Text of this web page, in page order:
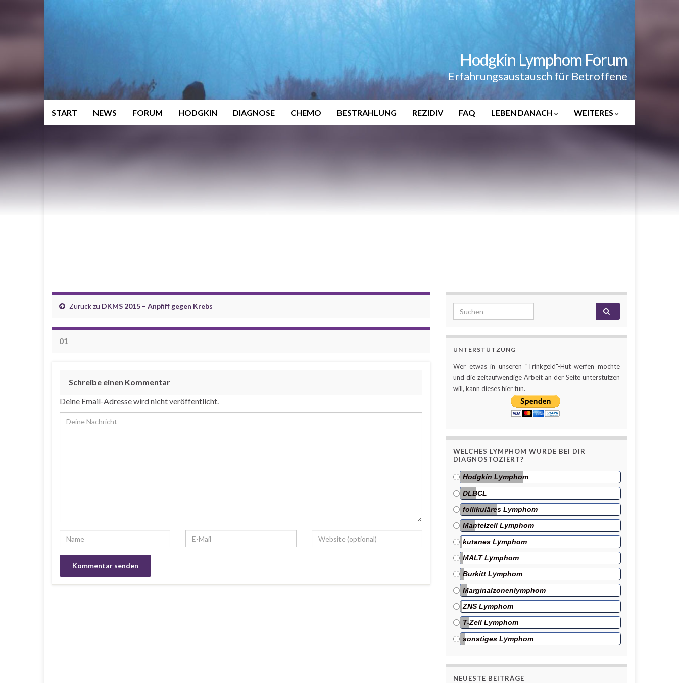
Hodgkin Lymphom Forum
Erfahrungsaustausch für Betroffene
START NEWS FORUM HODGKIN DIAGNOSE CHEMO BESTRAHLUNG REZIDIV FAQ LEBEN DANACH WEITERES
Zurück zu DKMS 2015 – Anpfiff gegen Krebs
01
Schreibe einen Kommentar
Deine Email-Adresse wird nicht veröffentlicht.
Search for:
UNTERSTÜTZUNG
Wer etwas in unseren "Trinkgeld"-Hut werfen möchte
und die zeitaufwendige Arbeit an der Seite unterstützen
will, kann dieses hier tun.
WELCHES LYMPHOM WURDE BEI DIR
DIAGNOSTOZIERT?
Hodgkin Lymphom
DLBCL
follikuläres Lymphom
Mantelzell Lymphom
kutanes Lymphom
MALT Lymphom
Burkitt Lymphom
Marginalzonenlymphom
ZNS Lymphom
T-Zell Lymphom
sonstiges Lymphom
NEUESTE BEITRÄGE